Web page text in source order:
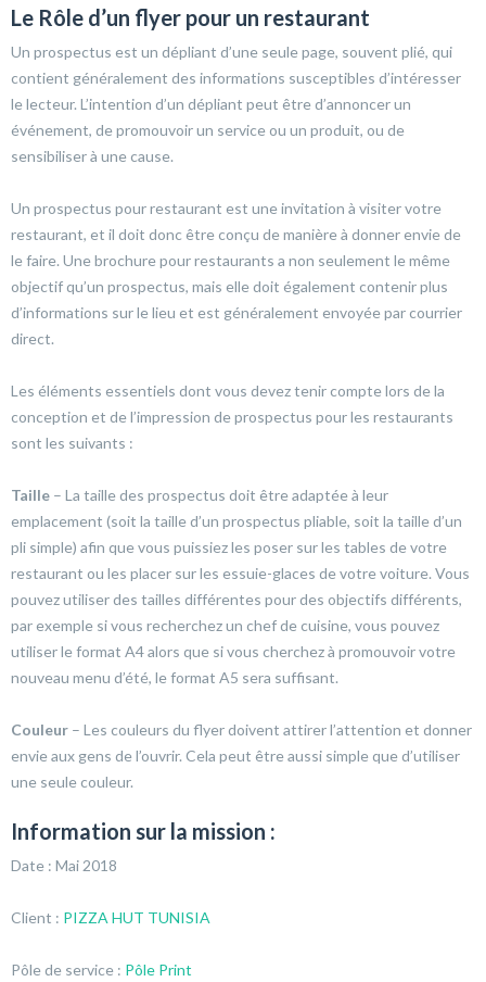
Le Rôle d’un flyer pour un restaurant
Un prospectus est un dépliant d’une seule page, souvent plié, qui
contient généralement des informations susceptibles d’intéresser
le lecteur. L’intention d’un dépliant peut être d’annoncer un
événement, de promouvoir un service ou un produit, ou de
sensibiliser à une cause.
Un prospectus pour restaurant est une invitation à visiter votre
restaurant, et il doit donc être conçu de manière à donner envie de
le faire. Une brochure pour restaurants a non seulement le même
objectif qu’un prospectus, mais elle doit également contenir plus
d’informations sur le lieu et est généralement envoyée par courrier
direct.
Les éléments essentiels dont vous devez tenir compte lors de la
conception et de l’impression de prospectus pour les restaurants
sont les suivants :
Taille – La taille des prospectus doit être adaptée à leur
emplacement (soit la taille d’un prospectus pliable, soit la taille d’un
pli simple) afin que vous puissiez les poser sur les tables de votre
restaurant ou les placer sur les essuie-glaces de votre voiture. Vous
pouvez utiliser des tailles différentes pour des objectifs différents,
par exemple si vous recherchez un chef de cuisine, vous pouvez
utiliser le format A4 alors que si vous cherchez à promouvoir votre
nouveau menu d’été, le format A5 sera suffisant.
Couleur – Les couleurs du flyer doivent attirer l’attention et donner
envie aux gens de l’ouvrir. Cela peut être aussi simple que d’utiliser
une seule couleur.
Information sur la mission :
Date : Mai 2018
Client : PIZZA HUT TUNISIA
Pôle de service : Pôle Print